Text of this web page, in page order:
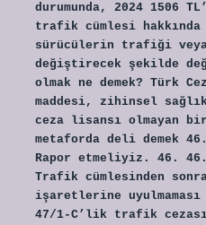
durumunda, 2024 1506
trafik cümlesi
sürücülerin trafiği
değiştirecek şekilde
olmak ne demek? Türk
maddesi, zihinsel
ceza lisansı olmayan
metaforda deli demek
Rapor etmeliyiz. 46. ​​46.
Trafik cümlesinden
işaretlerine
47/1-C’lik trafik